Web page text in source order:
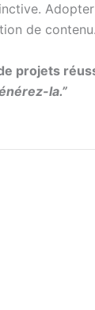
de contenu.
projets
la.”